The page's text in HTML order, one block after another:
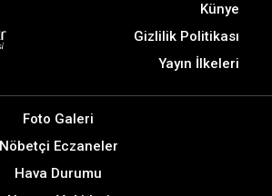
Künye
Gizlilik Politikası
Yayın İlkeleri
Foto Galeri
Nöbetçi Eczaneler
Hava Durumu